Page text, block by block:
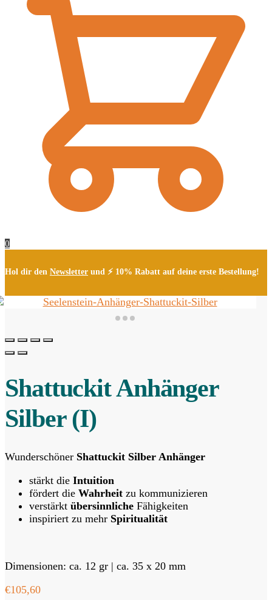
0
Hol dir den Newsletter und ⚡ 10% Rabatt auf deine erste Bestellung!
Shattuckit Anhänger
Silber (I)
Wunderschöner Shattuckit Silber Anhänger
stärkt die Intuition
fördert die Wahrheit zu kommunizieren
verstärkt übersinnliche Fähigkeiten
inspiriert zu mehr Spiritualität
Dimensionen: ca. 12 gr | ca. 35 x 20 mm
€105,60